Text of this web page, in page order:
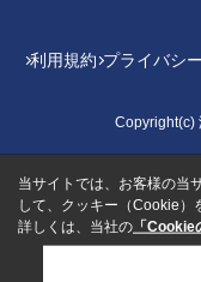
利用規約 プライバシ
Copyright(c)
当サイトでは、お客様の当
して、クッキー（Cookie）
詳しくは、当社の 「Cookie